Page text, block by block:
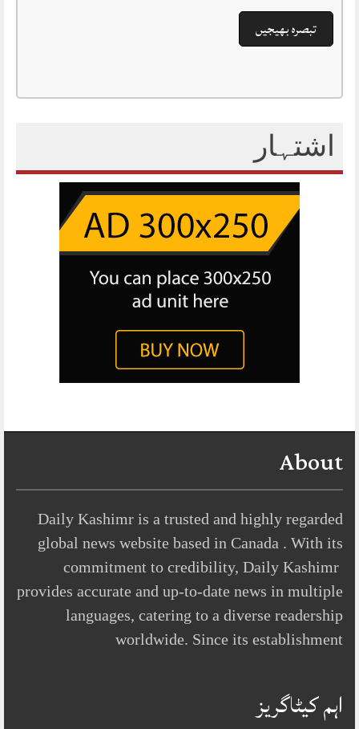
اشتہار
About
Daily Kashimr is a trusted and highly regarded
global news website based in Canada . With its
commitment to credibility, Daily Kashimr
provides accurate and up-to-date news in multiple
languages, catering to a diverse readership
worldwide. Since its establishment
اہم کیٹاگریز